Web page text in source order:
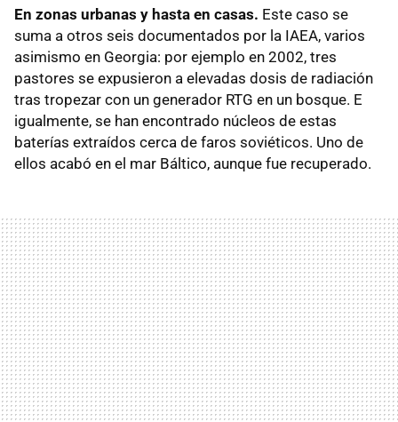
En zonas urbanas y hasta en casas. Este caso se
suma a otros seis documentados por la IAEA, varios
asimismo en Georgia: por ejemplo en 2002, tres
pastores se expusieron a elevadas dosis de radiación
tras tropezar con un generador RTG en un bosque. E
igualmente, se han encontrado núcleos de estas
baterías extraídos cerca de faros soviéticos. Uno de
ellos acabó en el mar Báltico, aunque fue recuperado.